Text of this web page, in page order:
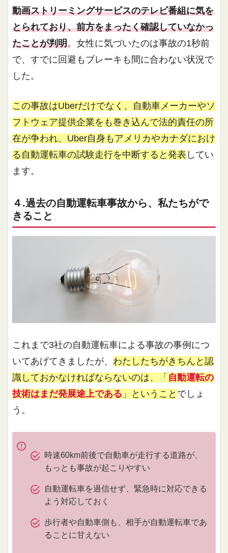
動画ストリーミングサービスのテレビ番組に気を
とられており、前方をまったく確認していなかっ
たことが判明。女性に気づいたのは事故の1秒前
で、すでに回避もブレーキも間に合わない状況で
した。
この事故はUberだけでなく、自動車メーカーやソ
フトウェア提供企業をも巻き込んで法的責任の所
在が争われ、Uber自身もアメリカやカナダにおけ
る自動運転車の試験走行を中断すると発表 してい
ます。
４.過去の自動運転車事故から、私たちがで
きること
これまで3社の自動運転車による事故の事例につ
いてあげてきましたが、わたしたちがきちんと認
識しておかなければならないのは、「 自動運転の
技術はまだ発展途上である 」ということ でしょ
う。
時速60km前後で自動車が走行する道路が、
もっとも事故が起こりやすい
自動運転車を過信せず、緊急時に対応できる
よう対応しておく
歩行者や自動車側も、相手が自動運転車であ
ることに甘えない